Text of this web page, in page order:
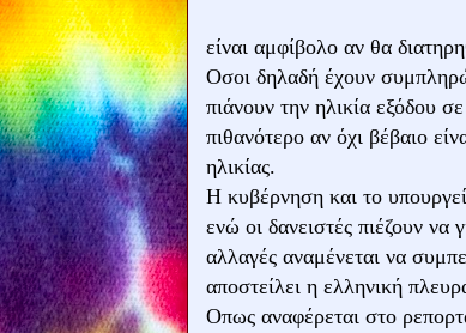
είναι αμφίβολο αν θα
Οσοι δηλαδή έχουν
πιάνουν την ηλικία εξόδου
πιθανότερο αν όχι βέβαιο
ηλικίας.
Η κυβέρνηση και το
ενώ οι δανειστές πιέζουν
αλλαγές αναμένεται να
αποστείλει η ελληνική
Οπως αναφέρεται στο